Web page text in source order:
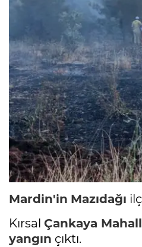
Mardin'in Mazıdağı
Kırsal Çankaya
yangın çıktı.